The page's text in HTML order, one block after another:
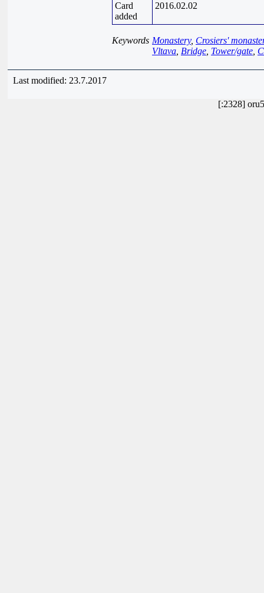
Card
added
2016.02.02
Keywords Monastery, Crosiers'
Vltava Bridge Tower/gate
Last modified: 23.7.2017
[:2328]